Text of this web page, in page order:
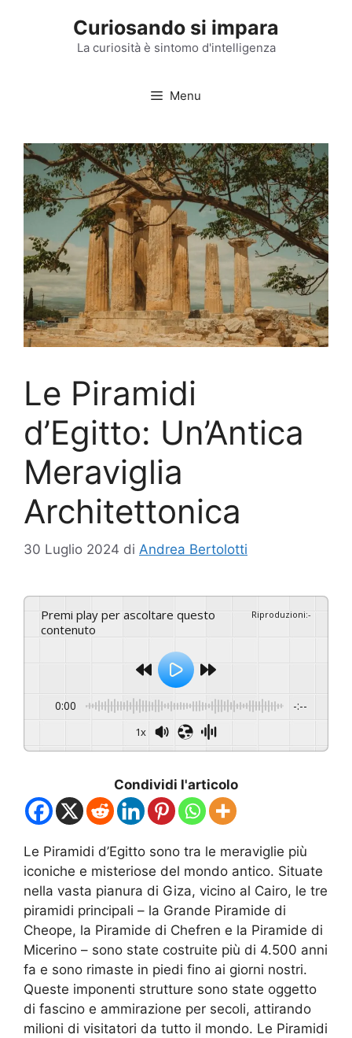
Curiosando si impara
La curiosità è sintomo d'intelligenza
Menu
Le Piramidi
d’Egitto: Un’Antica
Meraviglia
Architettonica
30 Luglio 2024 di Andrea Bertolotti
Premi play per ascoltare questo
contenuto
Riproduzioni:-
0:00 -:--
1x
Condividi l'articolo
Le Piramidi d’Egitto sono tra le meraviglie più
iconiche e misteriose del mondo antico. Situate
nella vasta pianura di Giza, vicino al Cairo, le tre
piramidi principali – la Grande Piramide di
Cheope, la Piramide di Chefren e la Piramide di
Micerino – sono state costruite più di 4.500 anni
fa e sono rimaste in piedi fino ai giorni nostri.
Queste imponenti strutture sono state oggetto
di fascino e ammirazione per secoli, attirando
milioni di visitatori da tutto il mondo. Le Piramidi